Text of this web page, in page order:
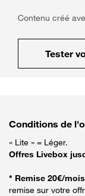
Contenu créé
Tester
Conditions de
« Lite » = Léger.
Offres Livebox
* Remise 20€/
remise sur votre